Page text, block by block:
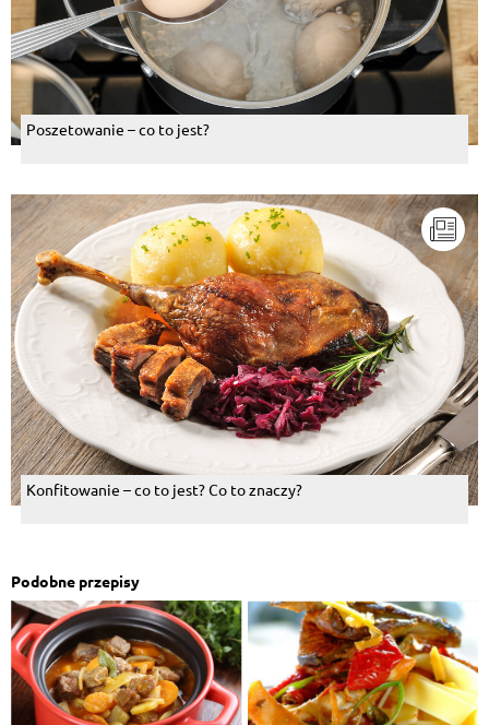
Poszetowanie – co to jest?
Konfitowanie – co to jest? Co to znaczy?
Podobne przepisy